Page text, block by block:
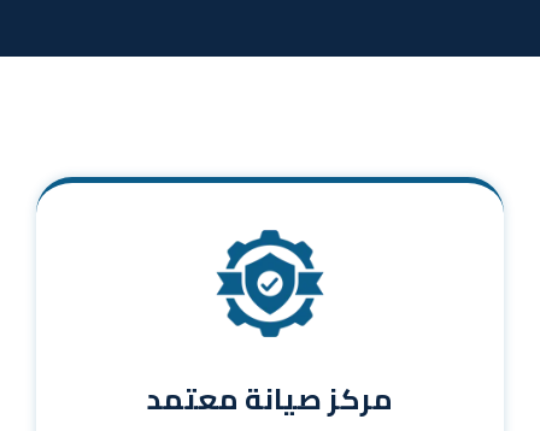
مركز صيانة معتمد